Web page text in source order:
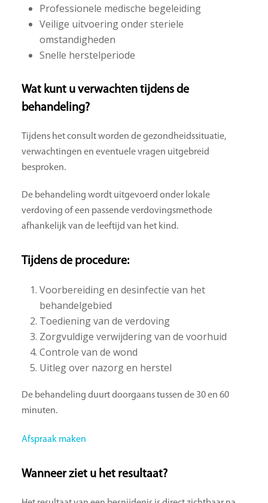
Professionele medische begeleiding
Veilige uitvoering onder steriele
omstandigheden
Snelle herstelperiode
Wat kunt u verwachten tijdens de
behandeling?
Tijdens het consult worden de gezondheidssituatie,
verwachtingen en eventuele vragen uitgebreid
besproken.
De behandeling wordt uitgevoerd onder lokale
verdoving of een passende verdovingsmethode
afhankelijk van de leeftijd van het kind.
Tijdens de procedure:
Voorbereiding en desinfectie van het
behandelgebied
Toediening van de verdoving
Zorgvuldige verwijdering van de voorhuid
Controle van de wond
Uitleg over nazorg en herstel
De behandeling duurt doorgaans tussen de 30 en 60
minuten.
Afspraak maken
Wanneer ziet u het resultaat?